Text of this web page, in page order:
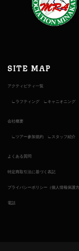
SITE MAP
アクティビティ一覧
ラフティング キャニオニング
会社概要
ツアー参加規約 スタッフ紹介
よくある質問
特定商取引法に基づく表記
プライバシーポリシー（個人情報保護方
電話